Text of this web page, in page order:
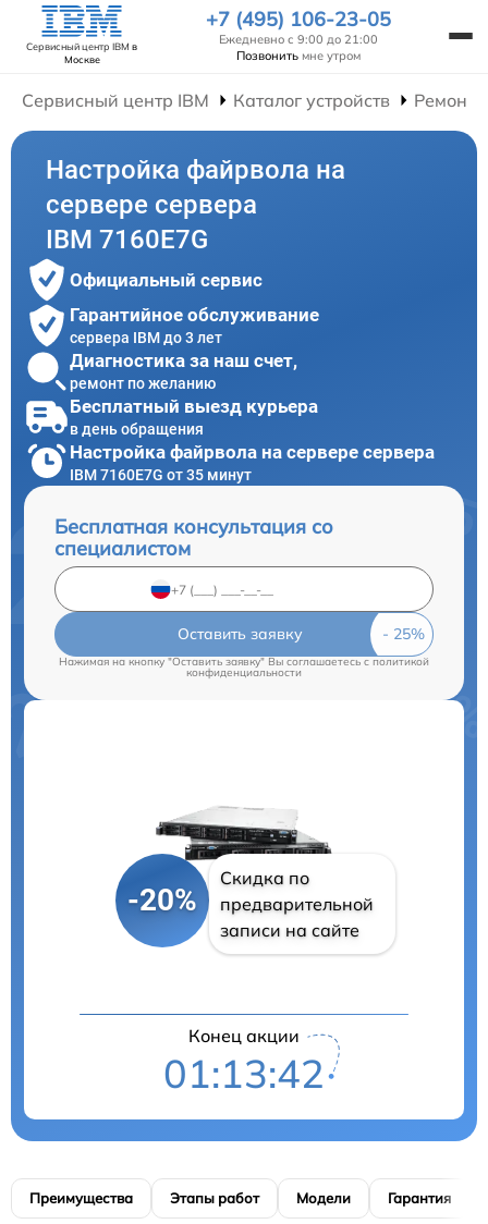
Сервисный центр IBM в
Москве
+7 (495) 106-23-05
Ежедневно с 9:00 до 21:00
Позвонить мне утром
Сервисный центр IBM Каталог устройств Ремонт
Настройка файрвола на
сервере сервера
IBM 7160E7G
Официальный сервис
Гарантийное обслуживание
сервера IBM до 3 лет
Диагностика за наш счет,
ремонт по желанию
Бесплатный выезд курьера
в день обращения
Настройка файрвола на сервере сервера
IBM 7160E7G от 35 минут
Бесплатная консультация со
специалистом
Оставить заявку
Нажимая на кнопку "Оставить заявку" Вы соглашаетесь c политикой
конфиденциальности
-20%
Скидка по
предварительной
записи на сайте
Конец акции
01:13:41
Преимущества Этапы работ Модели Гарантия